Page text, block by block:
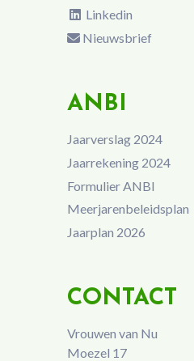
Linkedin
Nieuwsbrief
ANBI
Jaarverslag 2024
Jaarrekening 2024
Formulier ANBI
Meerjarenbeleidsplan
Jaarplan 2026
CONTACT
Vrouwen van Nu
Moezel 17